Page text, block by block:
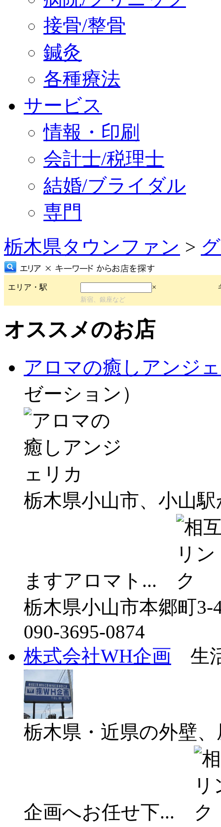
接骨/整骨
鍼灸
各種療法
サービス
情報・印刷
会計士/税理士
結婚/ブライダル
専門
栃木県タウンファン >
エリア・駅 ×
新宿、銀座など
オススメのお店
アロマの癒しアンジ
ゼーション）
栃木県小山市、小山
ますアロマト...
栃木県小山市本郷町3-
090-3695-0874
株式会社WH企画 生
栃木県・近県の外壁
企画へお任せ下...